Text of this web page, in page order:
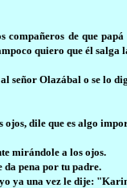
compañeros de que
quiero que él salga
señor Olazábal o se lo
dile que es algo
mirándole a los ojos.
da pena por tu padre.
ya una vez le dije: